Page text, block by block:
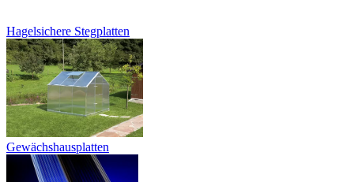
Hagelsichere Stegplatten
Gewächshausplatten